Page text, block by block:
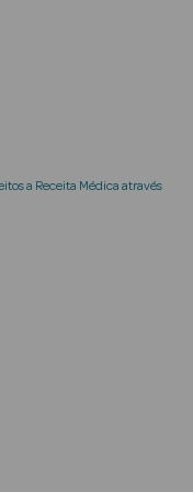
a Receita Médica através